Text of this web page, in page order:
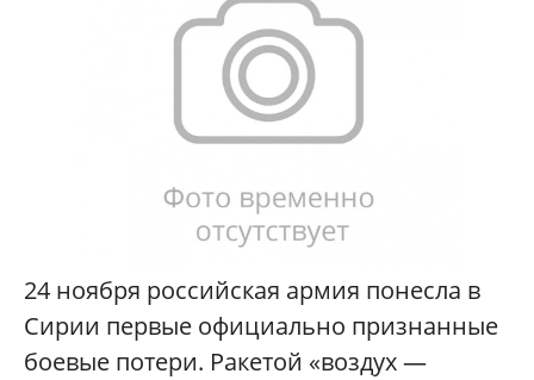
24 ноября российская армия понесла в
Сирии первые официально признанные
боевые потери. Ракетой «воздух —